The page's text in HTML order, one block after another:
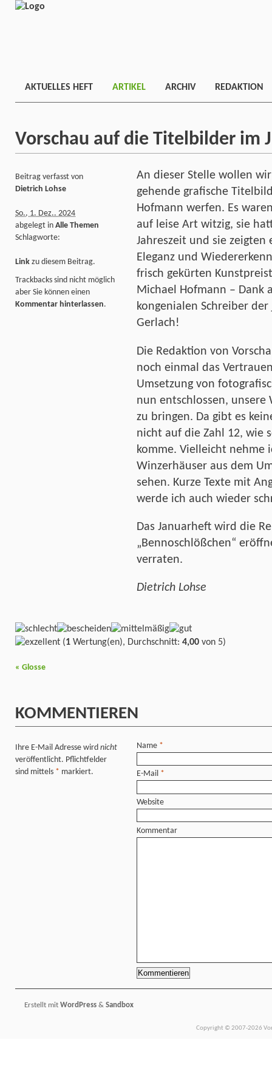
AKTUELLES HEFT ARTIKEL ARCHIV REDAKTION
Vorschau auf die Titelbilder im
An dieser Stelle wollen
gehende grafische
Hofmann werfen. Es
auf leise Art witzig, sie
Jahreszeit und sie zeigten
Eleganz und
frisch gekürten
Michael Hofmann – Dank
kongenialen Schreiber
Gerlach!
Die Redaktion von
noch einmal das
Umsetzung von
nun entschlossen,
zu bringen. Da gibt es
nicht auf die Zahl 12, wie
komme. Vielleicht nehme
Winzerhäuser aus dem
sehen. Kurze Texte mit
werde ich auch wieder
Das Januarheft wird die
„Bennoschlößchen“
verraten.
Dietrich Lohse
Beitrag verfasst von
Dietrich Lohse
So., 1. Dez.. 2024
abgelegt in Alle Themen
Schlagworte:
Link zu diesem Beitrag.
Trackbacks sind nicht möglich
aber Sie können einen
Kommentar hinterlassen.
(1 Wertung(en), Durchschnitt: 4,00 von 5)
« Glosse
KOMMENTIEREN
Ihre E-Mail Adresse wird nicht
veröffentlicht. Pflichtfelder
sind mittels * markiert.
Name *
E-Mail *
Website
Kommentar
Erstellt mit WordPress & Sandbox
Copyright © 2007-2026